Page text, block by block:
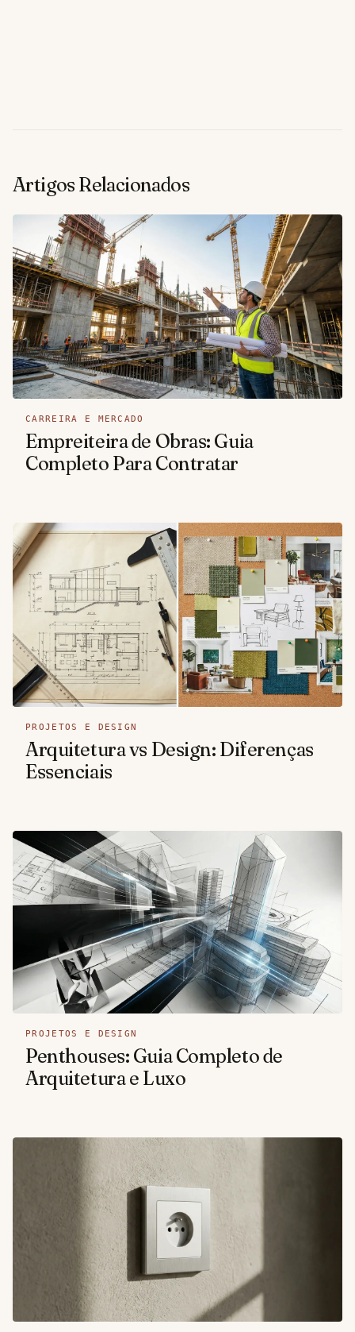
Artigos Relacionados
CARREIRA E MERCADO
Empreiteira de Obras: Guia
Completo Para Contratar
PROJETOS E DESIGN
Arquitetura vs Design: Diferenças
Essenciais
PROJETOS E DESIGN
Penthouses: Guia Completo de
Arquitetura e Luxo